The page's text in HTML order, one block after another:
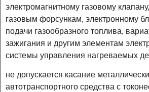
электромагнитному газовому
газовым форсункам, электронному
подачи газообразного топлива,
зажигания и другим элементам
системы управления нагреваемых
не допускается касание
автотранспортного средства с